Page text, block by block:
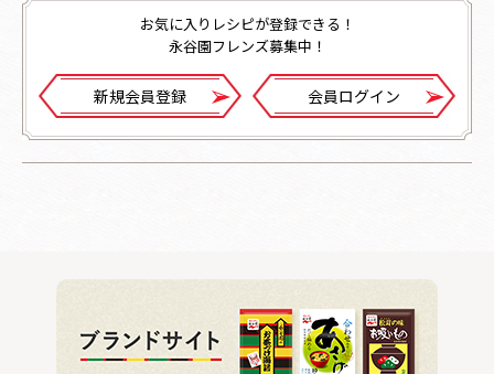
お気に入りレシピが登録できる！
永谷園フレンズ募集中！
新規会員登録 会員ログイン